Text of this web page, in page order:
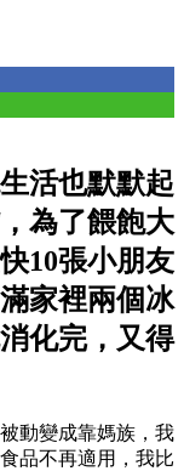
活也默默起
為了餵飽大
10張小朋友
家裡兩個冰
化完，又得
動變成靠媽族，我
品不再適用，我比